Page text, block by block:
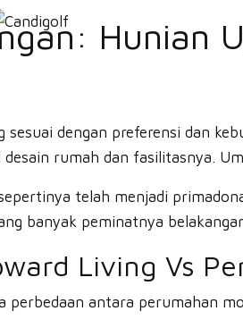
Hunian
sesuai dengan preferensi dan
rumah dan fasilitasnya.
telah menjadi
banyak peminatnya
Living Vs
perbedaan antara perumahan